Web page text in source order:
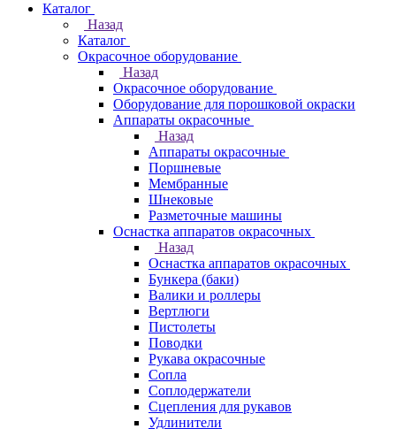
Каталог
Назад
Каталог
Окрасочное оборудование
Назад
Окрасочное оборудование
Оборудование для порошковой окраски
Аппараты окрасочные
Назад
Аппараты окрасочные
Поршневые
Мембранные
Шнековые
Разметочные машины
Оснастка аппаратов окрасочных
Назад
Оснастка аппаратов окрасочных
Бункера (баки)
Валики и роллеры
Вертлюги
Пистолеты
Поводки
Рукава окрасочные
Сопла
Соплодержатели
Сцепления для рукавов
Удлинители